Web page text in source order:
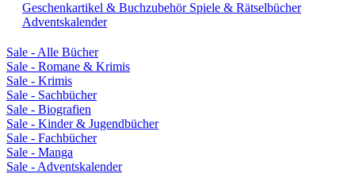
Geschenkartikel & Buchzubehör Spiele & Rätselbücher
Adventskalender
Sale - Alle Bücher
Sale - Romane & Krimis
Sale - Krimis
Sale - Sachbücher
Sale - Biografien
Sale - Kinder & Jugendbücher
Sale - Fachbücher
Sale - Manga
Sale - Adventskalender